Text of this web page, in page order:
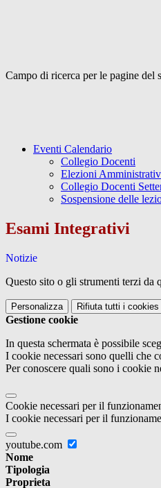
Campo di ricerca per le pagine del
Eventi Calendario
Collegio Docenti
Elezioni
Collegio Docenti
Sospensione delle
Esami Integrativi
Notizie
Questo sito o gli strumenti terzi da
Personalizza Rifiuta tutti i cookies
Gestione cookie
In questa schermata è possibile
I cookie necessari sono quelli che
Per conoscere quali sono i cookie
Cookie necessari per il
I cookie necessari per il
youtube.com
Nome
Tipologia
Proprieta